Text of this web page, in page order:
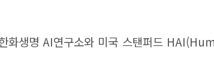
화생명 AI연구소와 미국 스탠퍼드